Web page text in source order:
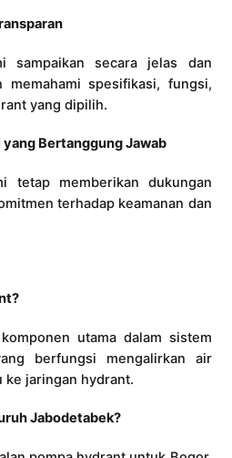
sampaikan secara jelas dan
memahami spesifikasi, fungsi,
yang dipilih.
yang Bertanggung Jawab
tetap memberikan dukungan
terhadap keamanan dan
utama dalam sistem
berfungsi mengalirkan air
ke jaringan hydrant.
Jabodetabek?